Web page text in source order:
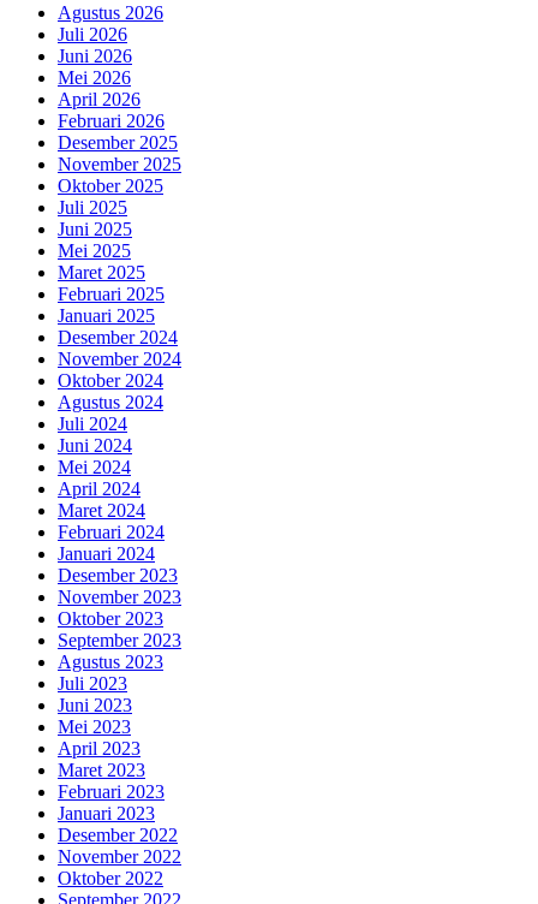
Agustus 2026
Juli 2026
Juni 2026
Mei 2026
April 2026
Februari 2026
Desember 2025
November 2025
Oktober 2025
Juli 2025
Juni 2025
Mei 2025
Maret 2025
Februari 2025
Januari 2025
Desember 2024
November 2024
Oktober 2024
Agustus 2024
Juli 2024
Juni 2024
Mei 2024
April 2024
Maret 2024
Februari 2024
Januari 2024
Desember 2023
November 2023
Oktober 2023
September 2023
Agustus 2023
Juli 2023
Juni 2023
Mei 2023
April 2023
Maret 2023
Februari 2023
Januari 2023
Desember 2022
November 2022
Oktober 2022
September 2022